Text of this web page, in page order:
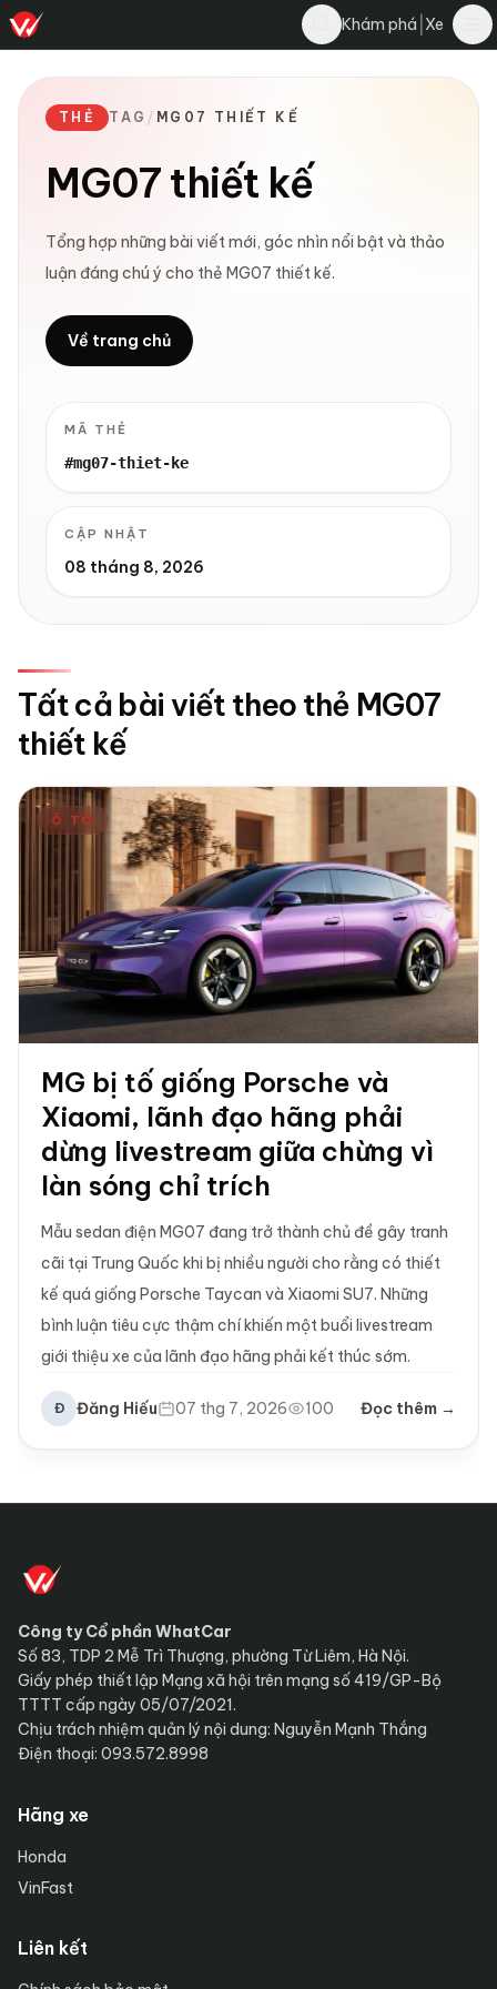
Khám phá Xe
THẺ TAG / MG07 THIẾT KẾ
MG07 thiết kế
Tổng hợp những bài viết mới, góc nhìn nổi bật và thảo
luận đáng chú ý cho thẻ MG07 thiết kế.
Về trang chủ
MÃ THẺ
#mg07-thiet-ke
CẬP NHẬT
08 tháng 8, 2026
Tất cả bài viết theo thẻ MG07
thiết kế
Ô TÔ
MG bị tố giống Porsche và
Xiaomi, lãnh đạo hãng phải
dừng livestream giữa chừng vì
làn sóng chỉ trích
Mẫu sedan điện MG07 đang trở thành chủ đề gây tranh
cãi tại Trung Quốc khi bị nhiều người cho rằng có thiết
kế quá giống Porsche Taycan và Xiaomi SU7. Những
bình luận tiêu cực thậm chí khiến một buổi livestream
giới thiệu xe của lãnh đạo hãng phải kết thúc sớm.
Đ Đăng Hiếu 07 thg 7, 2026 100 Đọc thêm →
Công ty Cổ phần WhatCar
Số 83, TDP 2 Mễ Trì Thượng, phường Từ Liêm, Hà Nội.
Giấy phép thiết lập Mạng xã hội trên mạng số 419/GP-Bộ
TTTT cấp ngày 05/07/2021.
Chịu trách nhiệm quản lý nội dung: Nguyễn Mạnh Thắng
Điện thoại: 093.572.8998
Hãng xe
Honda
VinFast
Liên kết